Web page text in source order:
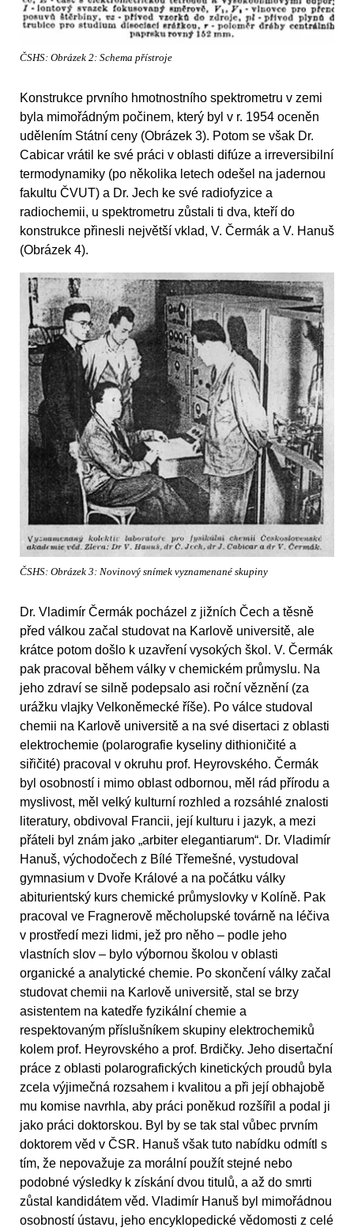
ČSHS: Obrázek 2: Schema přístroje
Konstrukce prvního hmotnostního spektrometru v zemi
byla mimořádným počinem, který byl v r. 1954 oceněn
udělením Státní ceny (Obrázek 3). Potom se však Dr.
Cabicar vrátil ke své práci v oblasti difúze a irreversibilní
termodynamiky (po několika letech odešel na jadernou
fakultu ČVUT) a Dr. Jech ke své radiofyzice a
radiochemii, u spektrometru zůstali ti dva, kteří do
konstrukce přinesli největší vklad, V. Čermák a V. Hanuš
(Obrázek 4).
ČSHS: Obrázek 3: Novinový snímek vyznamenané skupiny
Dr. Vladimír Čermák pocházel z jižních Čech a těsně
před válkou začal studovat na Karlově universitě, ale
krátce potom došlo k uzavření vysokých škol. V. Čermák
pak pracoval během války v chemickém průmyslu. Na
jeho zdraví se silně podepsalo asi roční věznění (za
urážku vlajky Velkoněmecké říše). Po válce studoval
chemii na Karlově universitě a na své disertaci z oblasti
elektrochemie (polarografie kyseliny dithioničité a
siřičité) pracoval v okruhu prof. Heyrovského. Čermák
byl osobností i mimo oblast odbornou, měl rád přírodu a
myslivost, měl velký kulturní rozhled a rozsáhlé znalosti
literatury, obdivoval Francii, její kulturu i jazyk, a mezi
přáteli byl znám jako „arbiter elegantiarum“. Dr. Vladimír
Hanuš, východočech z Bílé Třemešné, vystudoval
gymnasium v Dvoře Králové a na počátku války
abiturientský kurs chemické průmyslovky v Kolíně. Pak
pracoval ve Fragnerově měcholupské továrně na léčiva
v prostředí mezi lidmi, jež pro něho – podle jeho
vlastních slov – bylo výbornou školou v oblasti
organické a analytické chemie. Po skončení války začal
studovat chemii na Karlově universitě, stal se brzy
asistentem na katedře fyzikální chemie a
respektovaným příslušníkem skupiny elektrochemiků
kolem prof. Heyrovského a prof. Brdičky. Jeho disertační
práce z oblasti polarografických kinetických proudů byla
zcela výjimečná rozsahem i kvalitou a při její obhajobě
mu komise navrhla, aby práci poněkud rozšířil a podal ji
jako práci doktorskou. Byl by se tak stal vůbec prvním
doktorem věd v ČSR. Hanuš však tuto nabídku odmítl s
tím, že nepovažuje za morální použít stejné nebo
podobné výsledky k získání dvou titulů, a až do smrti
zůstal kandidátem věd. Vladimír Hanuš byl mimořádnou
osobností ústavu, jeho encyklopedické vědomosti z celé